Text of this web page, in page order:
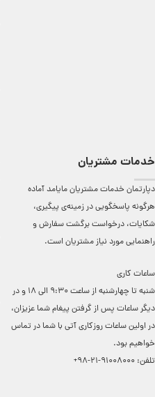
خدمات مشتریان
دپارتمان خدمات مشتریان مایامد آماده
هرگونه پاسخگویی در زمینه‌ی پیگیری،
شکایات، درخواست برگشت سفارش و
راهنمایی مورد نیاز مشتریان است.
ساعات کاری
شنبه تا چهارشنبه از ساعت 9:30 الی 18 و در
دیگر ساعات ‌پس از گرفتن پیغام شما عزیزان،
در اولین ساعات روزکاری آتی با شما در تماس
خواهیم بود.
تلفن: 91008000-21-98+